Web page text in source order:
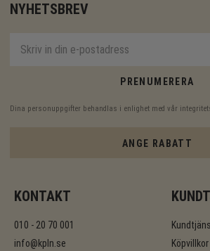
NYHETSBREV
PRENUMERERA
Dina personuppgifter behandlas i enlighet med vår
ANGE RABATT
KONTAKT
010 - 20 70 001
info@kpln.se
Köpvillkor